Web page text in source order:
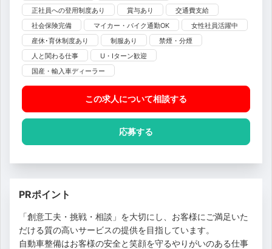
正社員への登用制度あり
賞与あり
交通費支給
社会保険完備
マイカー・バイク通勤OK
女性社員活躍中
産休･育休制度あり
制服あり
禁煙・分煙
人と関わる仕事
U・Iターン歓迎
国産・輸入車ディーラー
この求人について相談する
応募する
PRポイント
「創意工夫・挑戦・相談」を大切にし、お客様にご満足いた
だける質の高いサービスの提供を目指しています。
自動車整備はお客様の安全と笑顔を守るやりがいのある仕事